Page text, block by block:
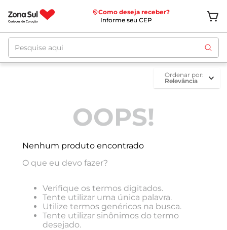
Como deseja receber?
Informe seu CEP
Pesquise aqui
ordenar por
Relevância
OOPS!
Nenhum produto encontrado
O que eu devo fazer?
Verifique os termos digitados.
Tente utilizar uma única palavra.
Utilize termos genéricos na busca.
Tente utilizar sinônimos do termo
desejado.